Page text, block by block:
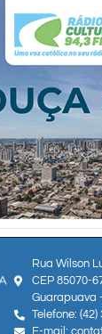
Rua Wilson
CEP 85070-
Guarapuava
Telefone: